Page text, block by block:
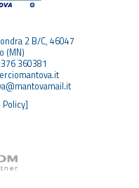
2 B/C, 46047
(MN)
360381
Policy]